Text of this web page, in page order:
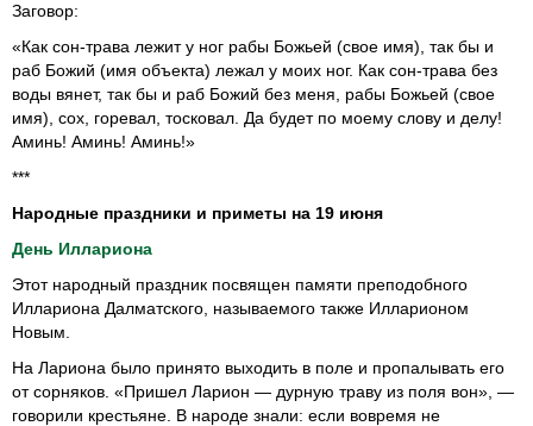
Заговор:
«Как сон-трава лежит у ног рабы Божьей (свое имя), так бы и
раб Божий (имя объекта) лежал у моих ног. Как сон-трава без
воды вянет, так бы и раб Божий без меня, рабы Божьей (свое
имя), сох, горевал, тосковал. Да будет по моему слову и делу!
Аминь! Аминь! Аминь!»
***
Народные праздники и приметы на 19 июня
День Иллариона
Этот народный праздник посвящен памяти преподобного
Иллариона Далматского, называемого также Илларионом
Новым.
На Лариона было принято выходить в поле и пропалывать его
от сорняков. «Пришел Ларион — дурную траву из поля вон», —
говорили крестьяне. В народе знали: если вовремя не